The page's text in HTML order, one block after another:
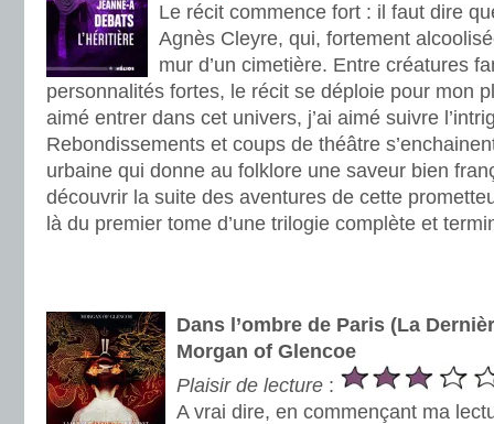
Le récit commence fort : il faut dire
Agnès Cleyre, qui, fortement
mur d’un cimetière. Entre créatures
personnalités fortes, le récit se déploie pour mon
aimé entrer dans cet univers, j’ai aimé suivre
Rebondissements et coups de théâtre
urbaine qui donne au folklore une saveur bien
découvrir la suite des aventures de cette
là du premier tome d’une trilogie complète et
Dans l’ombre de Paris (La
Morgan of Glencoe
Plaisir de lecture :
A vrai dire, en commençant ma